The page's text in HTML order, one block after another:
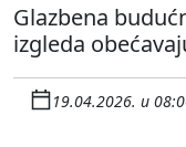
Glazbena
izgleda
19.04.2026. u